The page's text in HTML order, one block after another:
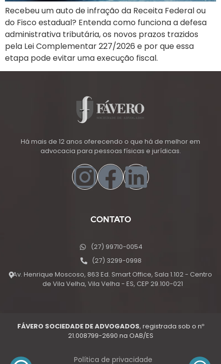
Recebeu um auto de infração da Receita Federal ou
do Fisco estadual? Entenda como funciona a defesa
administrativa tributária, os novos prazos trazidos
pela Lei Complementar 227/2026 e por que essa
etapa pode evitar uma execução fiscal.
Há mais de 12 anos oferecendo o que há de melhor em
advocacia para pessoas físicas e jurídicas.
CONTATO
(27) 99710-0054
(27) 3299-0998
Av. Henrique Moscoso, 863 Ed. Smart Office, Sala 1.102 - Centro
de Vila Velha, Vila Velha - ES, CEP 29.100-021
FÁVERO SOCIEDADE DE ADVOGADOS, registrada sob o nº
21.008799-2690 na OAB/ES
Política de privacidade